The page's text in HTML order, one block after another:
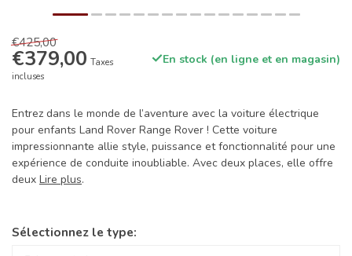
€425,00
€379,00 Taxes
incluses
En stock (en ligne et en magasin)
Entrez dans le monde de l’aventure avec la voiture électrique
pour enfants Land Rover Range Rover ! Cette voiture
impressionnante allie style, puissance et fonctionnalité pour une
expérience de conduite inoubliable. Avec deux places, elle offre
deux Lire plus.
Sélectionnez le type: